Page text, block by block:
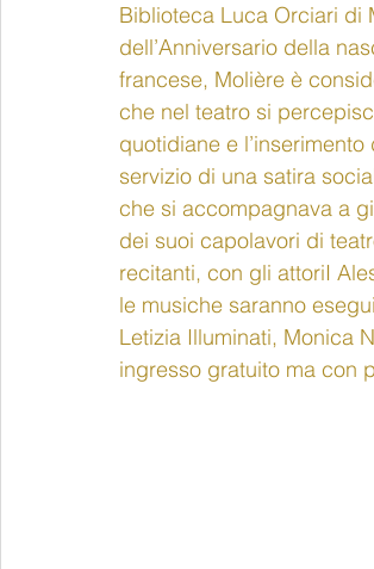
Biblioteca Luca Orciari di
dell’Anniversario della
francese, Molière è
che nel teatro si
quotidiane e
servizio di una satira
che si accompagnava a
dei suoi capolavori di
recitanti, con gli attoriI
le musiche saranno
Letizia Illuminati, Monica
ingresso gratuito ma con